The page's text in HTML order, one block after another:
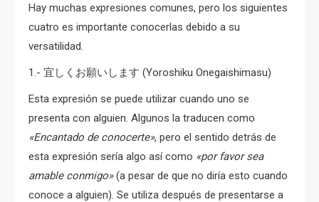
Hay muchas expresiones comunes, pero los siguientes
cuatro es importante conocerlas debido a su
versatilidad.
1.- 宜しくお願いします (Yoroshiku Onegaishimasu)
Esta expresión se puede utilizar cuando uno se
presenta con alguien. Algunos la traducen como
«Encantado de conocerte», pero el sentido detrás de
esta expresión sería algo así como «por favor sea
amable conmigo»(a pesar de que no diría esto cuando
conoce a alguien). Se utiliza después de presentarse a